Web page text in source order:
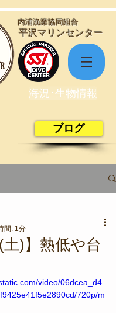
​平沢マリンセンター
​内浦漁業協同組合
海況･生物情報
ブログ
土)】熱低や台
間: 1分
video/06dcea_d4
720p/m